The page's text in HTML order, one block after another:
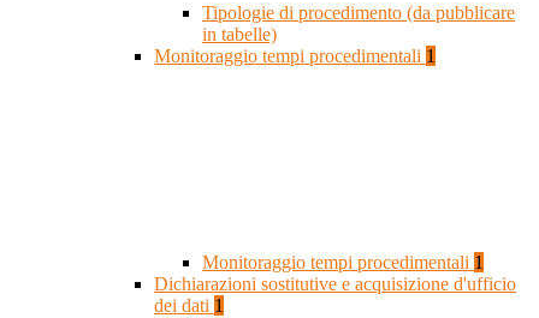
Tipologie di procedimento (da pubblicare
in tabelle)
Monitoraggio tempi procedimentali 1
Monitoraggio tempi procedimentali 1
Dichiarazioni sostitutive e acquisizione d'ufficio
dei dati 1